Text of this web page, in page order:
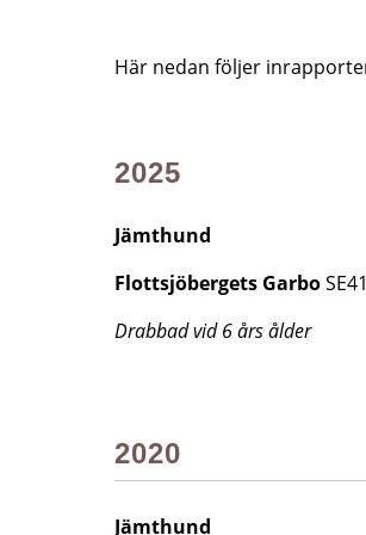
Här nedan följer
2025
Jämthund
Flottsjöbergets Garbo
Drabbad vid 6 års ålder
2020
Jämthund